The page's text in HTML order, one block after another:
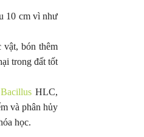
10 cm vì như
vật, bón thêm
trong đất tốt
HLC,
và phân hủy
học.